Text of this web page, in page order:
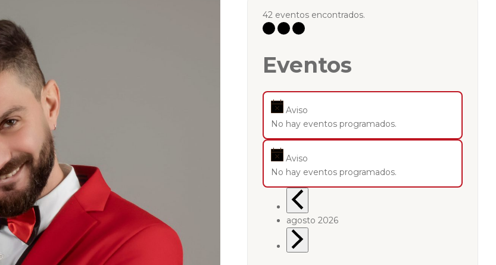
42 eventos encontrados.
Eventos
Aviso
No hay eventos programados.
Aviso
No hay eventos programados.
agosto 2026